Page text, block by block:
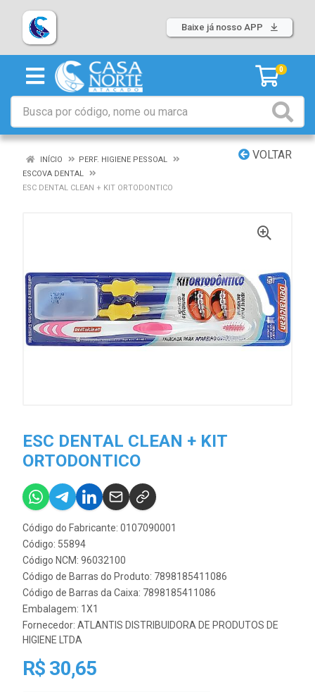
Baixe já nosso APP
0
VOLTAR
INÍCIO
PERF. HIGIENE PESSOAL
ESCOVA DENTAL
ESC DENTAL CLEAN + KIT ORTODONTICO
ESC DENTAL CLEAN + KIT
ORTODONTICO
Código do Fabricante: 0107090001
Código: 55894
Código NCM: 96032100
Código de Barras do Produto: 7898185411086
Código de Barras da Caixa: 7898185411086
Embalagem: 1X1
Fornecedor: ATLANTIS DISTRIBUIDORA DE PRODUTOS DE
HIGIENE LTDA
R$ 30,65